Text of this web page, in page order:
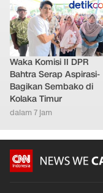
Waka Komisi II DPR
Bahtra Serap Aspirasi-
Bagikan Sembako di
Kolaka Timur
dalam 7 jam